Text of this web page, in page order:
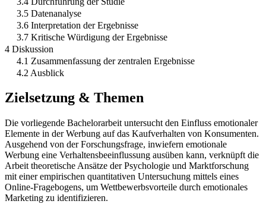
3.5 Datenanalyse
3.6 Interpretation der Ergebnisse
3.7 Kritische Würdigung der Ergebnisse
4 Diskussion
4.1 Zusammenfassung der zentralen Ergebnisse
4.2 Ausblick
Zielsetzung & Themen
Die vorliegende Bachelorarbeit untersucht den Einfluss emotionaler
Elemente in der Werbung auf das Kaufverhalten von Konsumenten.
Ausgehend von der Forschungsfrage, inwiefern emotionale
Werbung eine Verhaltensbeeinflussung ausüben kann, verknüpft die
Arbeit theoretische Ansätze der Psychologie und Marktforschung
mit einer empirischen quantitativen Untersuchung mittels eines
Online-Fragebogens, um Wettbewerbsvorteile durch emotionales
Marketing zu identifizieren.